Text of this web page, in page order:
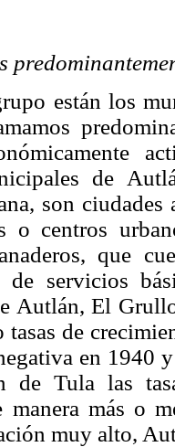
están los
de
son
o centros
que
de servicios
Autlán, El
tasas de
en 1940
de Tula las
manera más o
muy alto,